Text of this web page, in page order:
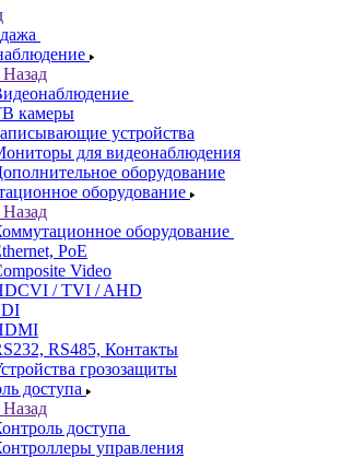
Назад
камеры
устройства
для видеонаблюдения
оборудование
оборудование
Назад
оборудование
PoE
Video
/ TVI / AHD
RS485, Контакты
грозозащиты
доступа
Назад
доступа
управления